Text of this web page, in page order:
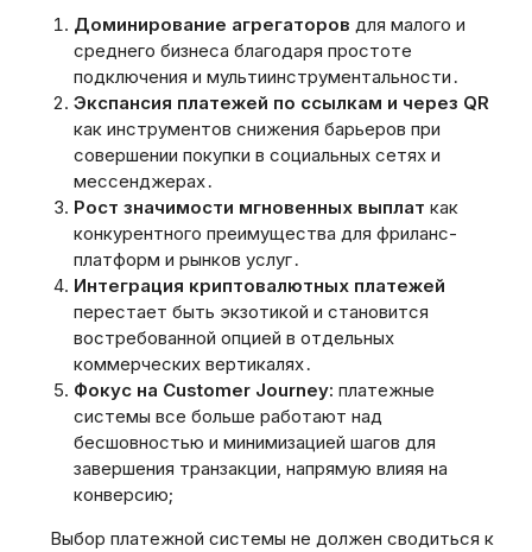
Доминирование агрегаторов для малого и
среднего бизнеса благодаря простоте
подключения и мультиинструментальности․
Экспансия платежей по ссылкам и через QR
как инструментов снижения барьеров при
совершении покупки в социальных сетях и
мессенджерах․
Рост значимости мгновенных выплат как
конкурентного преимущества для фриланс-
платформ и рынков услуг․
Интеграция криптовалютных платежей
перестает быть экзотикой и становится
востребованной опцией в отдельных
коммерческих вертикалях․
Фокус на Customer Journey: платежные
системы все больше работают над
бесшовностью и минимизацией шагов для
завершения транзакции, напрямую влияя на
конверсию;
Выбор платежной системы не должен сводиться к